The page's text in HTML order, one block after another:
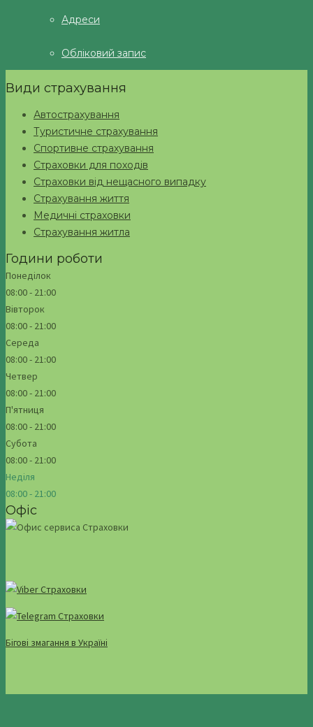
Адреси
Обліковий запис
Види страхування
Автострахування
Туристичне страхування
Спортивне страхування
Страховки для походів
Страховки від нещасного випадку
Страхування життя
Медичні страховки
Страхування житла
Години роботи
Понеділок
08:00 - 21:00
Вівторок
08:00 - 21:00
Середа
08:00 - 21:00
Четвер
08:00 - 21:00
П'ятниця
08:00 - 21:00
Субота
08:00 - 21:00
Неділя
08:00 - 21:00
Офіс
Бігові змагання в Україні